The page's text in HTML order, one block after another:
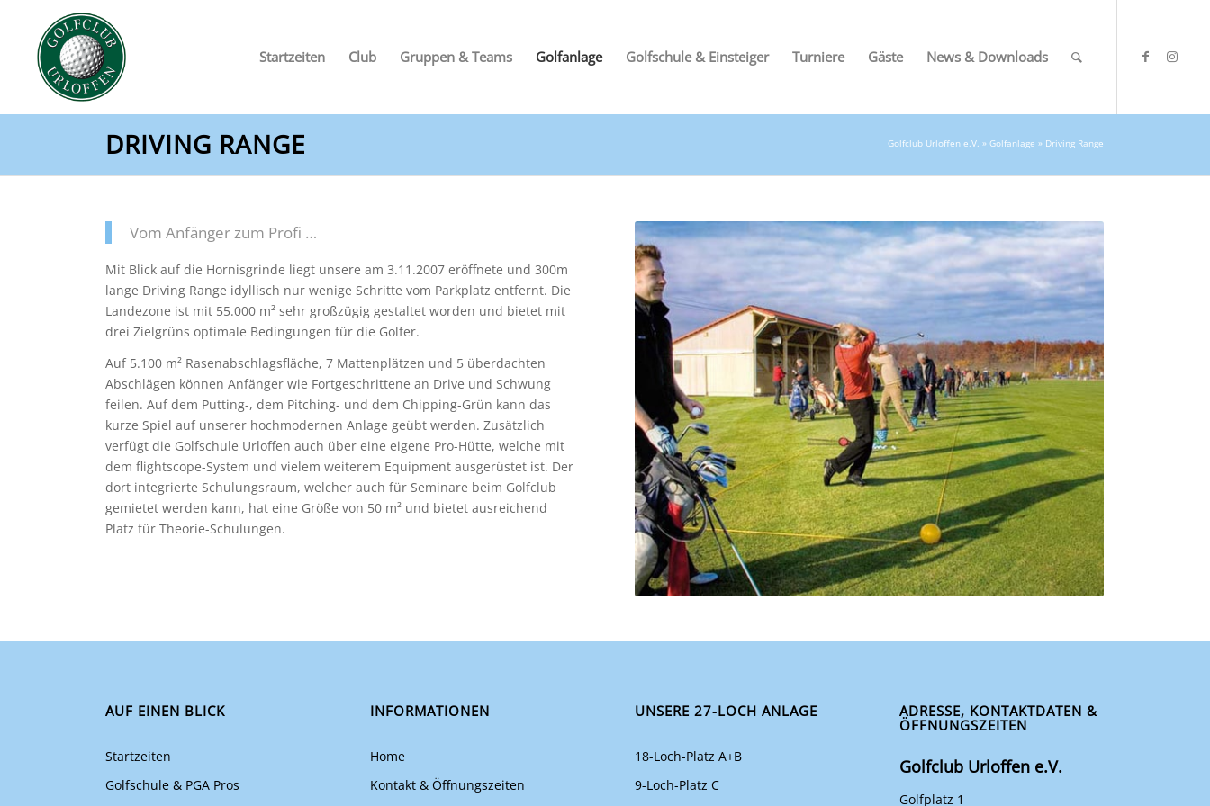
Startzeiten Club Gruppen & Teams Golfanlage Golfschule & Einsteiger Turniere Gäste News & Downloads
DRIVING RANGE Golfclub Urloffen e.V. »Golfanlage » Driving Range
Vom Anfänger zum Profi …
Mit Blick auf die Hornisgrinde liegt unsere am 3.11.2007 eröffnete und 300m
lange Driving Range idyllisch nur wenige Schritte vom Parkplatz entfernt. Die
Landezone ist mit 55.000 m² sehr großzügig gestaltet worden und bietet mit
drei Zielgrüns optimale Bedingungen für die Golfer.
Auf 5.100 m² Rasenabschlagsfläche, 7 Mattenplätzen und 5 überdachten
Abschlägen können Anfänger wie Fortgeschrittene an Drive und Schwung
feilen. Auf dem Putting-, dem Pitching- und dem Chipping-Grün kann das
kurze Spiel auf unserer hochmodernen Anlage geübt werden. Zusätzlich
verfügt die Golfschule Urloffen auch über eine eigene Pro-Hütte, welche mit
dem flightscope-System und vielem weiterem Equipment ausgerüstet ist. Der
dort integrierte Schulungsraum, welcher auch für Seminare beim Golfclub
gemietet werden kann, hat eine Größe von 50 m² und bietet ausreichend
Platz für Theorie-Schulungen.
AUF EINEN BLICK
Startzeiten
Golfschule & PGA Pros
INFORMATIONEN
Home
Kontakt & Öffnungszeiten
UNSERE 27-LOCH ANLAGE
18-Loch-Platz A+B
9-Loch-Platz C
ADRESSE, KONTAKTDATEN &
ÖFFNUNGSZEITEN
Golfclub Urloffen e.V.
Golfplatz 1